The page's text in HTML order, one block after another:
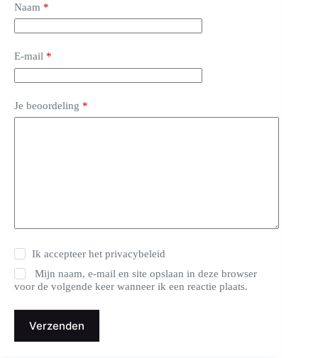
Naam *
E-mail *
Je beoordeling *
Ik accepteer hetprivacybeleid
Mijn naam, e-mail en site opslaan in deze browser
voor de volgende keer wanneer ik een reactie plaats.
Verzenden